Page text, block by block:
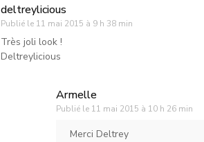
deltreylicious
Publié le 11 mai 2015 à 9 h 38 min
Très joli look !
Deltreylicious
Armelle
Publié le 11 mai 2015 à 10 h 26 min
Merci Deltrey